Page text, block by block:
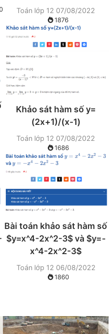
Toán lớp 12 07/08/2022
1876
Khảo sát hàm số y=
(2x+1)/(x-1)
Toán lớp 12 07/08/2022
1686
Bài toán khảo sát hàm số
$y=x^4-2x^2-3$ và $y=-
x^4-2x^2-3$
Toán lớp 12 06/08/2022
1860